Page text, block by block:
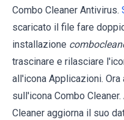
Combo Cleaner Antivirus.
scaricato il file fare
installazione
trascinare e rilasciare
all'icona Applicazioni.
sull'icona Combo
Cleaner aggiorna il suo